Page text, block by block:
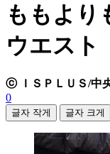
ももより
ウエスト
ⓒ ＩＳＰＬＵＳ/中
0
글자 작게 글자 크게